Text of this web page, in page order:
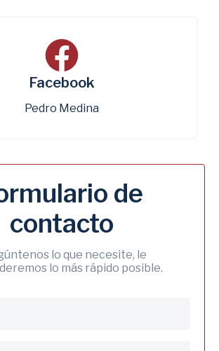
Facebook
Pedro Medina
de
contacto
lo que necesite, le
lo más rápido posible.